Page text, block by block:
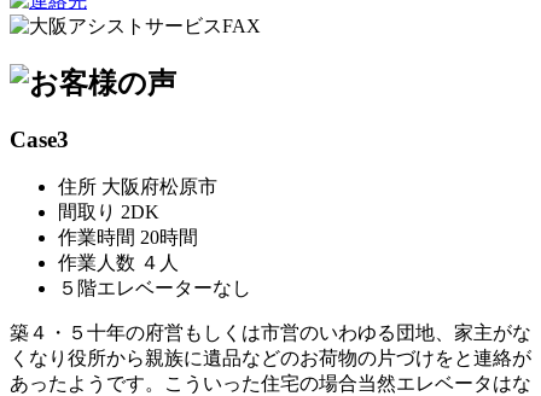
Case3
住所 大阪府松原市
間取り 2DK
作業時間 20時間
作業人数 ４人
５階エレベーターなし
築４・５十年の府営もしくは市営のいわゆる団地、家主がな
くなり役所から親族に遺品などのお荷物の片づけをと連絡が
あったようです。こういった住宅の場合当然エレベータはな